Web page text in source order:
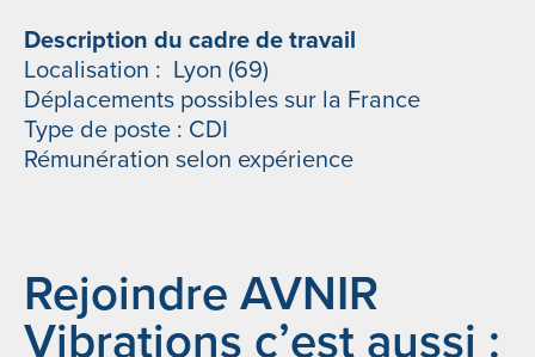
Description du cadre de travail
Localisation : Lyon (69)
Déplacements possibles sur la France
Type de poste : CDI
Rémunération selon expérience
Rejoindre AVNIR
Vibrations c’est aussi :